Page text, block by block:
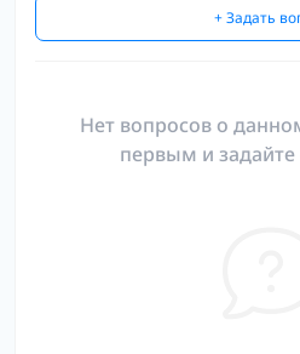
+ Задать
Нет вопросов о
первым и задайте